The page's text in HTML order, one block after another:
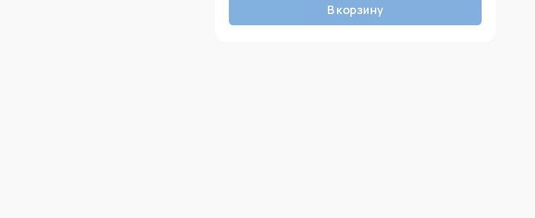
В корзину